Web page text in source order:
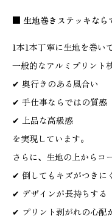
■ 生地巻きステッキなら
1本1本丁寧に生地を巻い
一般的なアルミプリント
✔ 奥行きのある風合い
✔ 手仕事ならではの質感
✔ 上品な高級感
を実現しています。
さらに、生地の上からコ
✔ 倒してもキズがつきに
✔ デザインが長持ちする
✔ プリント剥がれの心配